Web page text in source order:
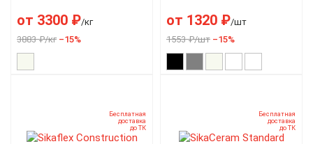
от 3300 ₽/кг
3883 ₽/кг –15%
от 1320 ₽/шт
1553 ₽/шт –15%
Бесплатная
доставка
до ТК
Бесплатная
доставка
до ТК